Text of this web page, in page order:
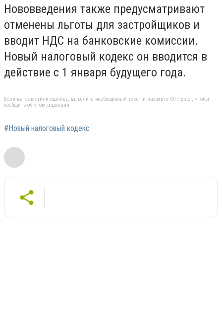
Нововведения также предусматривают
отменены льготы для застройщиков и
вводит НДС на банковские комиссии.
Новый налоговый кодекс он вводится в
действие с 1 января будущего года.
Если вы заметили ошибку, выделите необходимый текст и нажмите Ctrl+Enter, чтобы
сообщить об этом редакции
#Новый налоговый кодекс